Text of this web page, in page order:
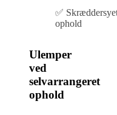
✅
ophold
Ulemper
ved
selvarrangeret
ophold